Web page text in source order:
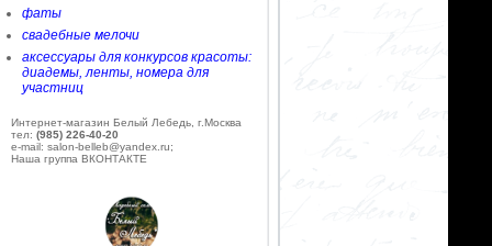
фаты
свадебные мелочи
аксессуары для конкурсов красоты:
диадемы, ленты, номера для
участниц
Интернет-магазин Белый Лебедь, г.Москва
тел: (985) 226-40-20
e-mail: salon-belleb@yandex.ru;
Наша группа ВКОНТАКТЕ